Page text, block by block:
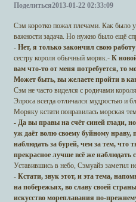
Поделиться2013-01-22 02:33:09
Сэм коротко пожал плечами. Как было
важности задача. Но нужно было ещё
- Нет, я только закончил свою
сестру короля обычный моряк.-К
вам что-то от меня потребуется, то
Может быть, вы желаете пройти в
Сэм не часто виделся с родичами
Элроса всегда отличался мудростью и
Моряку кстати понравилась морская
- Да вы правы на счёт синей глади,
уж даёт волю своему буйному нраву,
наблюдать за бурей, чем за тем, что
прекрасное лучше всё же
Уставившись в небо, Сэмуайз заметил
- Кстати, звук этот, и эта тема,
на побережьях, во славу своей
искусство мореплавания по-